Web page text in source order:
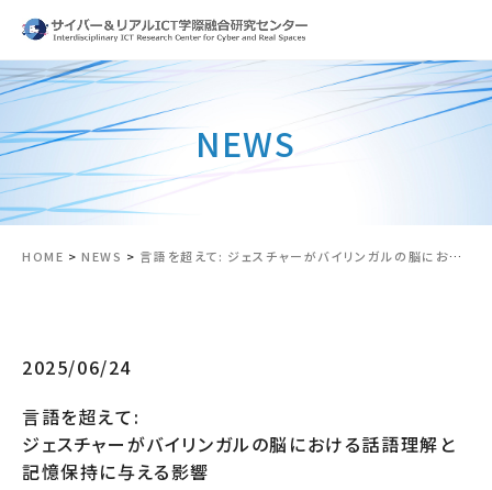
NEWS
HOME >NEWS > 言語を超えて: ジェスチャーがバイリンガルの脳における話語理解と記憶保持に与える影響
2025/06/24
言語を超えて:
ジェスチャーがバイリンガルの脳における話語理解と
記憶保持に与える影響